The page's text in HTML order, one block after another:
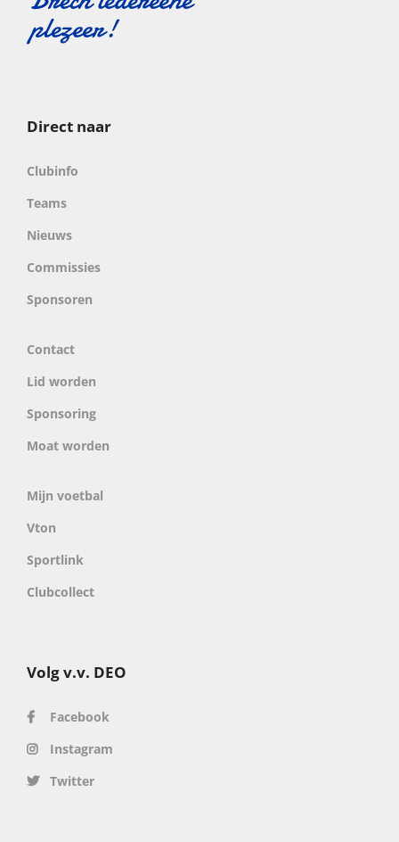
Direct naar
Clubinfo
Teams
Nieuws
Commissies
Sponsoren
Contact
Lid worden
Sponsoring
Moat worden
Mijn voetbal
Vton
Sportlink
Clubcollect
Volg v.v. DEO
Facebook
Instagram
Twitter